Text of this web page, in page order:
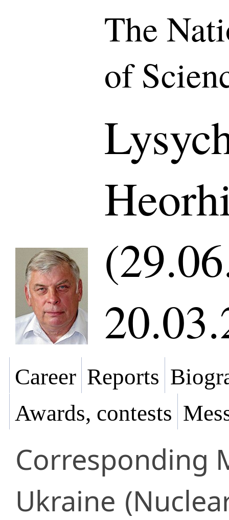
The
of
Career Reports
Awards, contests
Corresponding
Ukraine